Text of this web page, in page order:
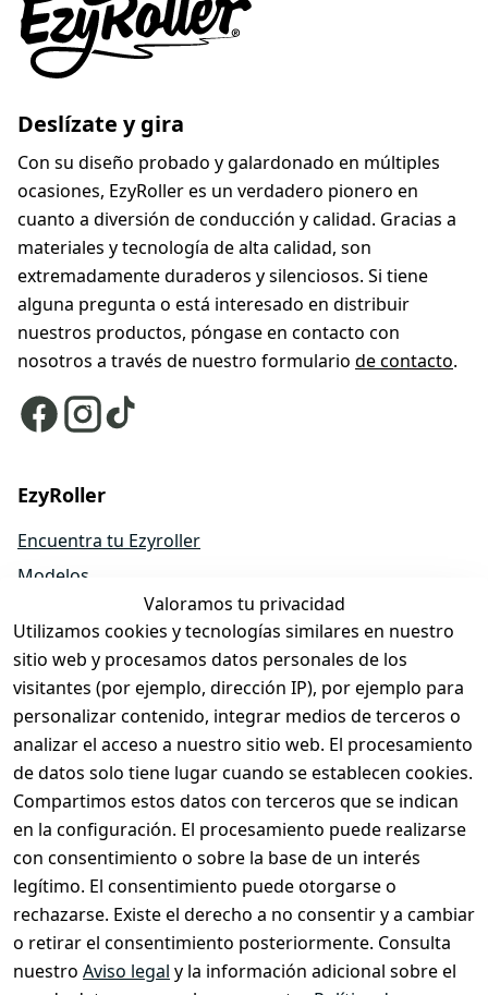
Deslízate y gira
Con su diseño probado y galardonado en múltiples
ocasiones, EzyRoller es un verdadero pionero en
cuanto a diversión de conducción y calidad. Gracias a
materiales y tecnología de alta calidad, son
extremadamente duraderos y silenciosos. Si tiene
alguna pregunta o está interesado en distribuir
nuestros productos, póngase en contacto con
nosotros a través de nuestro formulario de contacto.
EzyRoller
Encuentra tu Ezyroller
Modelos
EzyRoller Originals
EzyRoller X-Series
Accesorios
Piezas de repuesto
Ofertas y packs
Hazte distribuidor
Sobre nosotros
Tienda y Contacto
Cuidado de EzyRoller & Garantía
Derecho de desistimiento
Valoramos tu privacidad
Utilizamos cookies y tecnologías similares en nuestro
sitio web y procesamos datos personales de los
visitantes (por ejemplo, dirección IP), por ejemplo para
personalizar contenido, integrar medios de terceros o
analizar el acceso a nuestro sitio web. El procesamiento
de datos solo tiene lugar cuando se establecen cookies.
Compartimos estos datos con terceros que se indican
en la configuración. El procesamiento puede realizarse
con consentimiento o sobre la base de un interés
legítimo. El consentimiento puede otorgarse o
rechazarse. Existe el derecho a no consentir y a cambiar
o retirar el consentimiento posteriormente. Consulta
nuestro Aviso legal y la información adicional sobre el